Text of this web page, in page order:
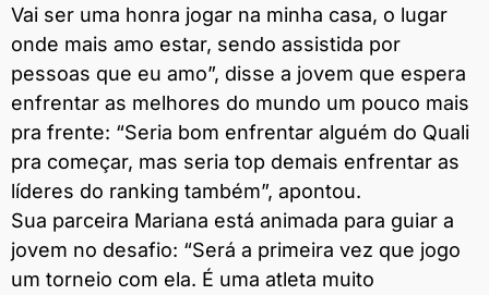
Vai ser uma honra jogar na minha casa, o lugar
onde mais amo estar, sendo assistida por
pessoas que eu amo”, disse a jovem que espera
enfrentar as melhores do mundo um pouco mais
pra frente: “Seria bom enfrentar alguém do Quali
pra começar, mas seria top demais enfrentar as
líderes do ranking também”, apontou.
Sua parceira Mariana está animada para guiar a
jovem no desafio: “Será a primeira vez que jogo
um torneio com ela. É uma atleta muito